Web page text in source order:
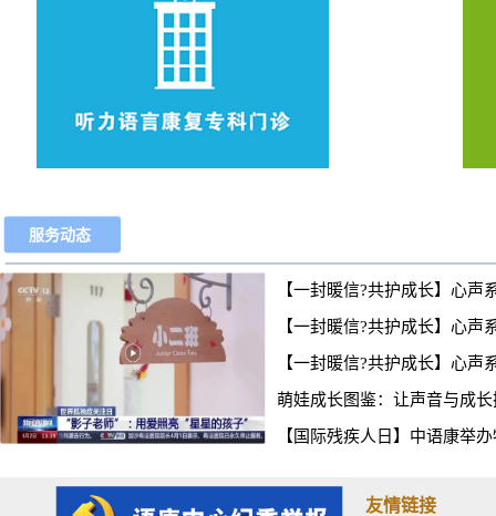
服务动态
【一封暖信?共护成长】心
【一封暖信?共护成长】心
【一封暖信?共护成长】心
萌娃成长图鉴：让声音与成
【国际残疾人日】中语康举
友情链接